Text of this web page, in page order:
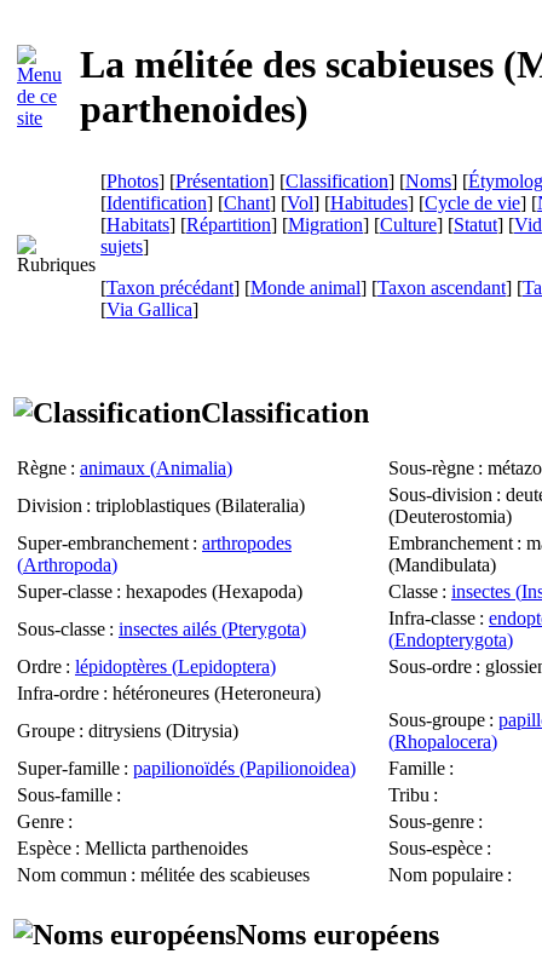
La mélitée des scabieuses (
parthenoides)
[Photos] [Présentation] [Classification] [Noms] [
[Identification] [Chant] [Vol] [Habitudes] [Cycle de vie] [
[Habitats] [Répartition] [Migration] [Culture] [Statut] [
sujets]
[Taxon précédant] [Monde animal] [Taxon ascendant] [
[Via Gallica]
Classification
Règne : animaux (Animalia) Sous-règne :
Division : triploblastiques (Bilateralia)
Sous-division :
(Deuterostomia)
Super-embranchement : arthropodes
(Arthropoda)
Embranchement :
(Mandibulata)
Super-classe : hexapodes (Hexapoda) Classe : insectes (
Sous-classe : insectes ailés (Pterygota)
Infra-classe :
(Endopterygota)
Ordre : lépidoptères (Lepidoptera) Sous-ordre :
Infra-ordre : hétéroneures (Heteroneura)
Groupe : ditrysiens (Ditrysia)
Sous-groupe :
(Rhopalocera)
Super-famille : papilionoïdés (Papilionoidea) Famille :
Sous-famille : Tribu :
Genre : Sous-genre :
Espèce : Mellicta parthenoides Sous-espèce :
Nom commun : mélitée des scabieuses Nom populaire :
Noms européens